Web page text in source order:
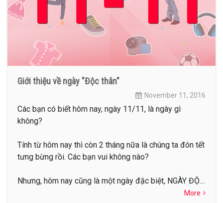
Giới thiệu về ngày "Độc thân"
November 11, 2016
Các bạn có biết hôm nay, ngày 11/11, là ngày gì
không?
Tính từ hôm nay thì còn 2 tháng nữa là chúng ta đón tết
tưng bừng rồi. Các bạn vui không nào?
Nhưng, hôm nay cũng là một ngày đặc biệt, NGÀY ĐỘC
More